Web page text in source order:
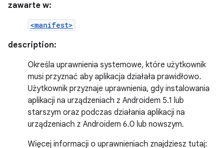
zawarte w:
<manifest>
description:
Określa uprawnienia systemowe, które użytkownik
musi przyznać aby aplikacja działała prawidłowo.
Użytkownik przyznaje uprawnienia, gdy instalowania
aplikacji na urządzeniach z Androidem 5.1 lub
starszym oraz podczas działania aplikacji na
urządzeniach z Androidem 6.0 lub nowszym.
Więcej informacji o uprawnieniach znajdziesz tutaj: